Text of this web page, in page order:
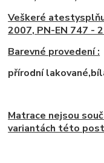
Veškeré
2007, PN-EN 747 -
Barevné provedení :
přírodní
Matrace nejsou
variantách této